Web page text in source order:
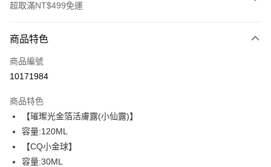
超取滿NT$499免運
信用卡一次付款
超商取貨付款
Apple Pay
街口支付
悠遊付
商品特色
商品編號
10171984
商品特色
【璀璨光金箔活膚露(小仙露)】
容量:120ML
【CQ小金球】
容量:30ML